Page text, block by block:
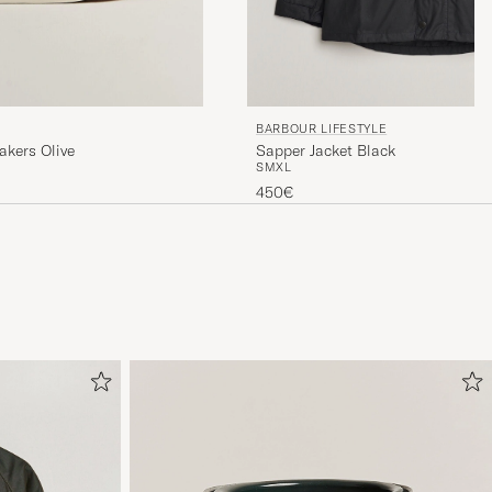
Olive
BARBOUR LIFESTYLE
Sapper Jacket Black
SMXL
450€